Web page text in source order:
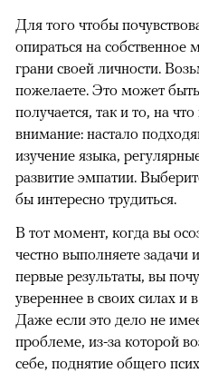
Для того чтобы
опираться на
грани своей личности.
пожелаете. Это может
получается, так и то, на
внимание: настало
изучение языка,
развитие эмпатии.
бы интересно трудиться.
В тот момент, когда вы
честно выполняете
первые результаты, вы
увереннее в своих силах и
Даже если это дело не
проблеме, из-за которой
себе, поднятие общего